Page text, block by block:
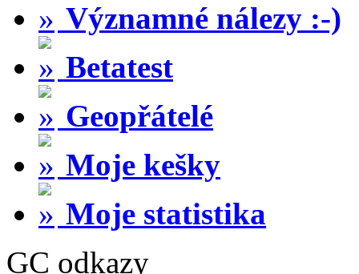
Významné nálezy :-)
Betatest
Geopřátelé
Moje kešky
Moje statistika
GC odkazy